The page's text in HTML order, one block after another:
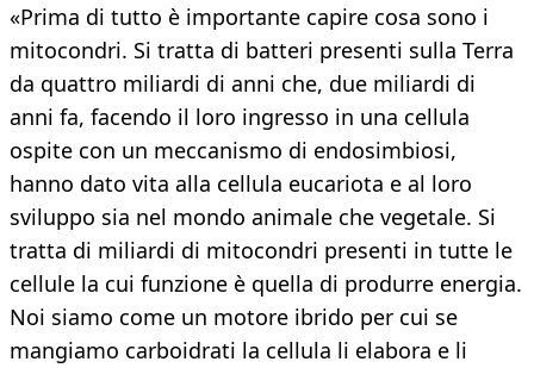
«Prima di tutto è importante capire cosa sono i
mitocondri. Si tratta di batteri presenti sulla Terra
da quattro miliardi di anni che, due miliardi di
anni fa, facendo il loro ingresso in una cellula
ospite con un meccanismo di endosimbiosi,
hanno dato vita alla cellula eucariota e al loro
sviluppo sia nel mondo animale che vegetale. Si
tratta di miliardi di mitocondri presenti in tutte le
cellule la cui funzione è quella di produrre energia.
Noi siamo come un motore ibrido per cui se
mangiamo carboidrati la cellula li elabora e li